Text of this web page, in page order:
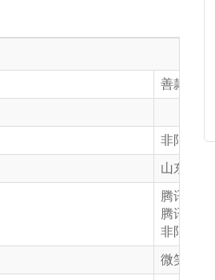
善款来源
非限定
山东高速
腾讯联劝
腾讯透明
非限定
微笑明天